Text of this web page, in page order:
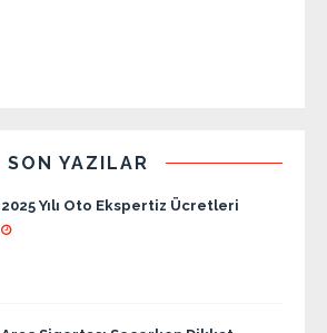
SON YAZILAR
2025 Yılı Oto Ekspertiz Ücretleri